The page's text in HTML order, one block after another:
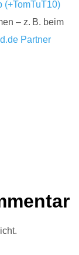
(+TomTuT10)
– z. B. beim
Partner